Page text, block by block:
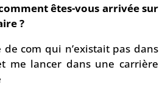
êtes-vous arrivée sur
?
com qui n’existait pas dans
me lancer dans une carrière